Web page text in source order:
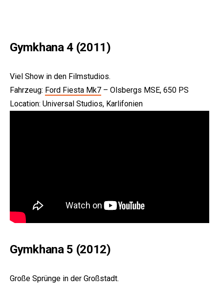
Gymkhana 4 (2011)
Viel Show in den Filmstudios.
Fahrzeug: Ford Fiesta Mk7 – Olsbergs MSE, 650 PS
Location: Universal Studios, Karlifonien
Gymkhana 5 (2012)
Große Sprünge in der Großstadt.